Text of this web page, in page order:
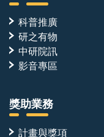
科普推廣
研之有物
中研院訊
影音專區
獎助業務
計畫與獎項